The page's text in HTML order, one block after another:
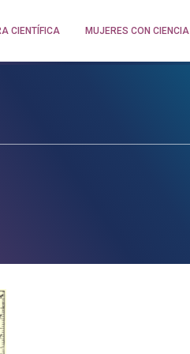
CIENTÍFICA MUJERES CON CIENCIA